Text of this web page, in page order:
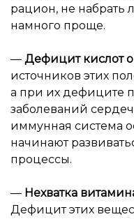
рацион, не
намного проще.
— Дефицит кислот
источников этих
а при их дефиците
заболеваний
иммунная система
начинают
процессы.
— Нехватка
Дефицит этих